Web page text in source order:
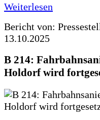
Weiterlesen
Bericht von:
13.10.2025
B 214:
Holdorf wird